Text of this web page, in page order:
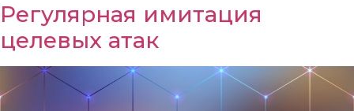
Регулярная имитация
целевых атак